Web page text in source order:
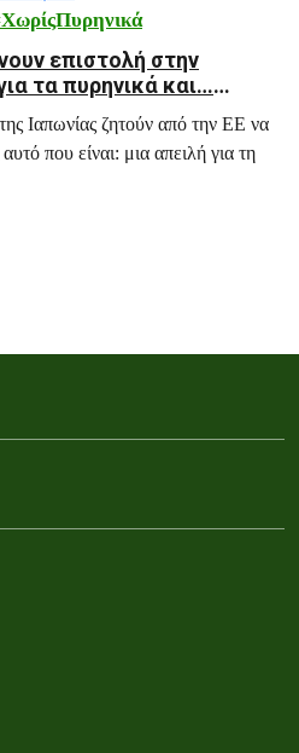
ΧωρίςΠυρηνικά
επιστολή στην
τα πυρηνικά και…
Ιαπωνίας ζητούν από την ΕΕ να
που είναι: μια απειλή για τη